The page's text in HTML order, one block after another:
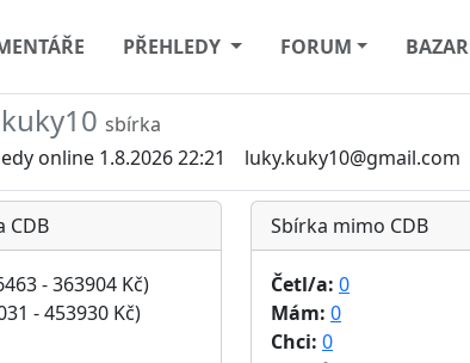
PŘEHLEDY FORUM BAZAR
sbírka
online 1.8.2026 22:21
luky.kuky10@gmail.com
CDB
- 363904 Kč)
- 453930 Kč)
Sbírka mimo CDB
Četl/a: 0
Mám: 0
Chci: 0